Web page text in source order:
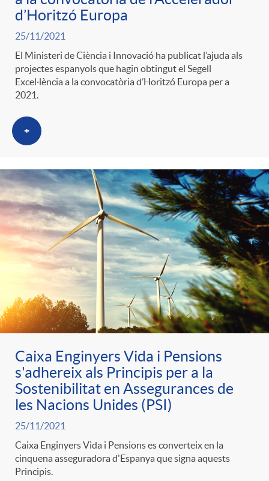
g
o
r
i
a
s
d’Horitzó Europa
25/11/2021
El Ministeri de Ciència i Innovació ha publicat l’ajuda als
projectes espanyols que hagin obtingut el Segell
Excel·lència a la convocatòria d’Horitzó Europa per a
2021.
+
Caixa Enginyers Vida i Pensions
s'adhereix als Principis per a la
Sostenibilitat en Assegurances de
les Nacions Unides (PSI)
25/11/2021
Caixa Enginyers Vida i Pensions es converteix en la
cinquena asseguradora d'Espanya que signa aquests
Principis.